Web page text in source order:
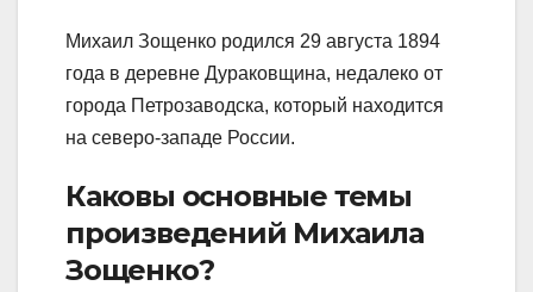
Михаил Зощенко родился 29 августа 1894
года в деревне Дураковщина, недалеко от
города Петрозаводска, который находится
на северо-западе России.
Каковы основные темы
произведений Михаила
Зощенко?